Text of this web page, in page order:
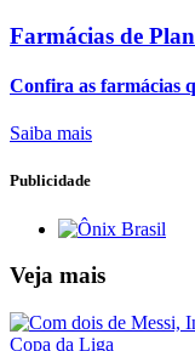
Farmácias de
Confira as farmácias
Saiba mais
Publicidade
Veja mais